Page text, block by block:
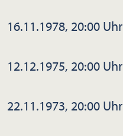
16.11.1978, 20:00 Uhr
12.12.1975, 20:00 Uhr
22.11.1973, 20:00 Uhr